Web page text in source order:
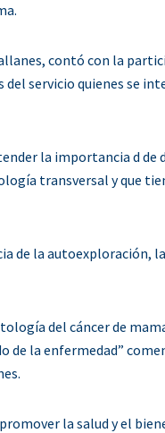
contó con la
servicio quienes se
la importancia d de
transversal y que
de la autoexploración,
del cáncer de
de la enfermedad”
la salud y el